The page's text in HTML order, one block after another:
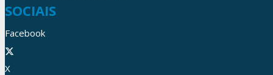
SOCIAIS
Facebook
X